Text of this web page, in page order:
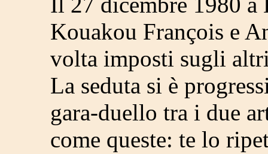
Kouakou François e
volta imposti sugli
La seduta si è
gara-duello tra i due
come queste: te lo